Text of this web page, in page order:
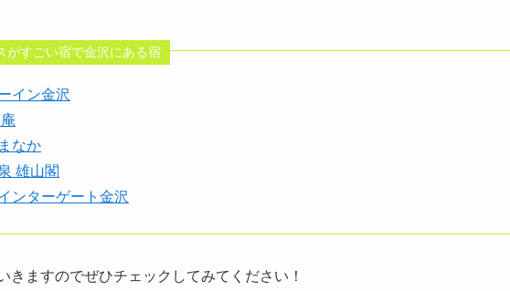
がすごい宿で金沢にある宿
イン金沢
なか
雄山閣
ンターゲート金沢
きますのでぜひチェックしてみてください！